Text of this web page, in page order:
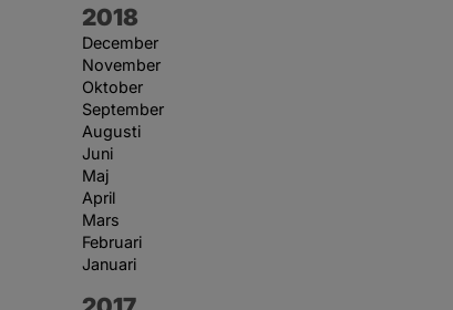
År:
2018
December
November
Oktober
September
Augusti
Juni
Maj
April
Mars
Februari
Januari